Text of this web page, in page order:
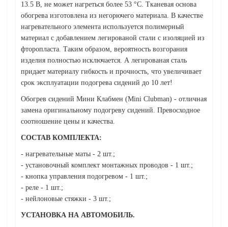
13.5 В, не может нагреться более 53 °С. Тканевая основа
обогрева изготовлена из негорючего материала. В качестве
нагревательного элемента используется полимерный
материал с добавлением легированой стали с изоляцией из
фторопласта. Таким образом, вероятность возгорания
изделия полностью исключается. А легированая сталь
придает материалу гибкость и прочность, что увеличивает
срок эксплуатации подогрева сидений до 10 лет!
Обогрев сидений Мини Клабмен (Mini Clubman) - отличная
замена оригинальному подогреву сидений. Превосходное
соотношение цены и качества.
СОСТАВ КОМПЛЕКТА:
- нагревательные маты - 2 шт.;
- установочный комплект монтажных проводов - 1 шт.;
- кнопка управления подогревом - 1 шт.;
- реле - 1 шт.;
- нейлоновые стяжки - 3 шт.;
УСТАНОВКА НА АВТОМОБИЛЬ.